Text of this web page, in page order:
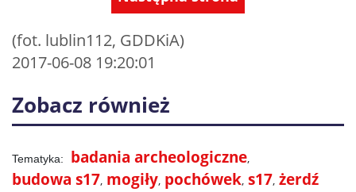
(fot. lublin112, GDDKiA)
2017-06-08 19:20:01
Zobacz również
badania archeologiczne
budowa s17 mogiły pochówek s17 żerdź